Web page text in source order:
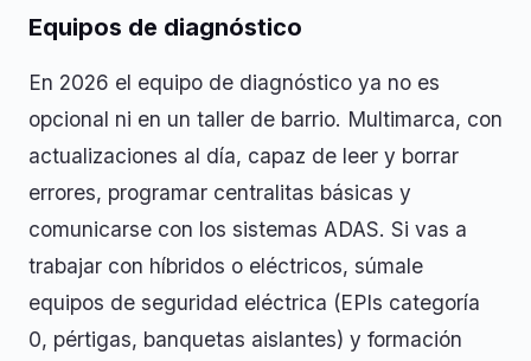
Equipos de diagnóstico
En 2026 el equipo de diagnóstico ya no es
opcional ni en un taller de barrio. Multimarca, con
actualizaciones al día, capaz de leer y borrar
errores, programar centralitas básicas y
comunicarse con los sistemas ADAS. Si vas a
trabajar con híbridos o eléctricos, súmale
equipos de seguridad eléctrica (EPIs categoría
0, pértigas, banquetas aislantes) y formación